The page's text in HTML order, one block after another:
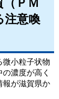
ＰＭ
注意喚
微小粒子状物
濃度が高く
報が滋賀県か